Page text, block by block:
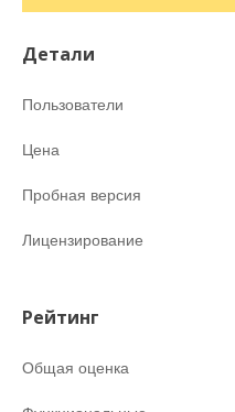
Детали
Пользователи
Цена
Пробная версия
Лицензирование
Рейтинг
Общая оценка